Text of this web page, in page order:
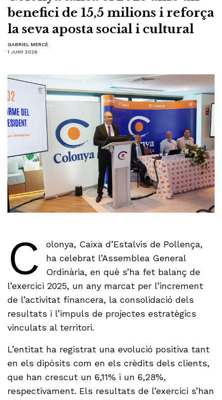
benefici de 15,5 milions i reforça
la seva aposta social i cultural
GABRIEL MERCÈ
1 JUNY 2026
C
olonya, Caixa d’Estalvis de Pollença,
ha celebrat l’Assemblea General
Ordinària, en què s’ha fet balanç de
l’exercici 2025, un any marcat per l’increment
de l’activitat financera, la consolidació dels
resultats i l’impuls de projectes estratègics
vinculats al territori.
L’entitat ha registrat una evolució positiva tant
en els dipòsits com en els crèdits dels clients,
que han crescut un 6,11% i un 6,28%,
respectivament. Els resultats de l’exercici s’han